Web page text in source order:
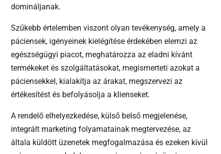
domináljanak.
Szűkebb értelemben viszont olyan tevékenység, amely a
páciensek, igényeinek kielégítése érdekében elemzi az
egészségügyi piacot, meghatározza az eladni kívánt
termékeket és szolgáltatásokat, megismerteti azokat a
páciensekkel, kialakítja az árakat, megszervezi az
értékesítést és befolyásolja a klienseket.
A rendelő elhelyezkedése, külső belső megjelenése,
integrált marketing folyamatainak megtervezése, az
általa küldött üzenetek megfogalmazása és ezeken kívül